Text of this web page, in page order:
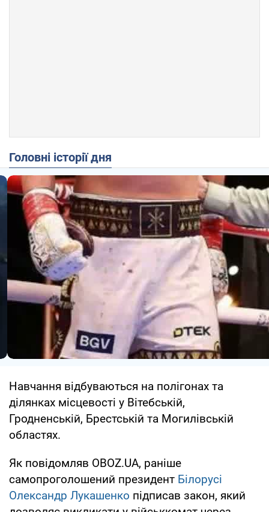
Головні історії дня
Навчання відбуваються на полігонах та
ділянках місцевості у Вітебській,
Гродненській, Брестській та Могилівській
областях.
Як повідомляв OBOZ.UA, раніше
самопроголошений президент Білорусі
Олександр Лукашенко підписав закон, який